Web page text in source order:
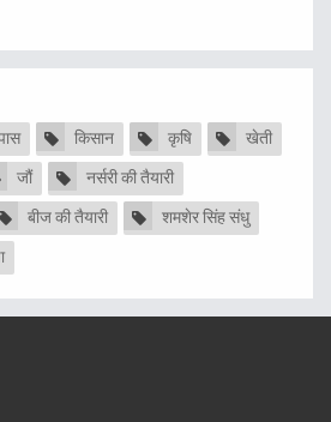
किसान कृषि
खेती
जौं
नर्सरी की तैयारी
बीज की तैयारी
शमशेर सिंह संधु